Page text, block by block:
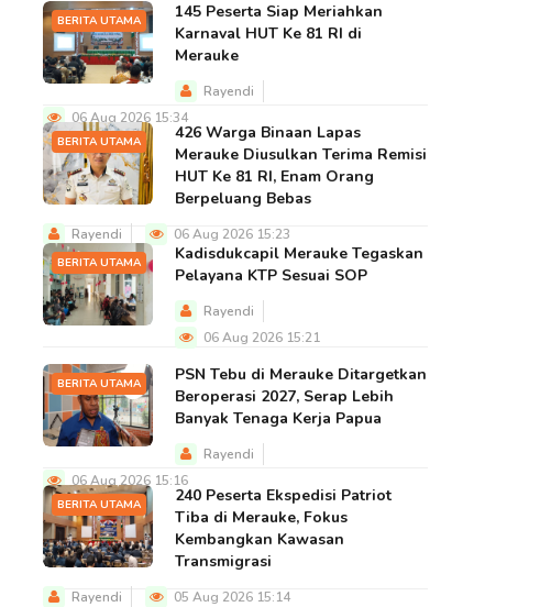
BERITA UTAMA
145 Peserta Siap Meriahkan
Karnaval HUT Ke 81 RI di
Merauke
Rayendi
06 Aug 2026 15:34
BERITA UTAMA
426 Warga Binaan Lapas
Merauke Diusulkan Terima Remisi
HUT Ke 81 RI, Enam Orang
Berpeluang Bebas
Rayendi 06 Aug 2026 15:23
BERITA UTAMA
Kadisdukcapil Merauke Tegaskan
Pelayana KTP Sesuai SOP
Rayendi
06 Aug 2026 15:21
BERITA UTAMA
PSN Tebu di Merauke Ditargetkan
Beroperasi 2027, Serap Lebih
Banyak Tenaga Kerja Papua
Rayendi
06 Aug 2026 15:16
BERITA UTAMA
240 Peserta Ekspedisi Patriot
Tiba di Merauke, Fokus
Kembangkan Kawasan
Transmigrasi
Rayendi 05 Aug 2026 15:14